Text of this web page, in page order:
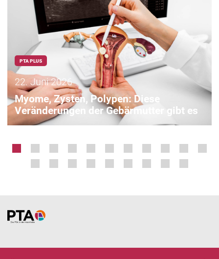
PTA PLUS
22. Juni 2026
Myome, Zysten, Polypen: Diese
Veränderungen der Gebärmutter gibt es
Home